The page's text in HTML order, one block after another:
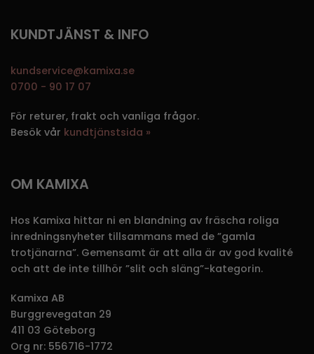
KUNDTJÄNST & INFO
kundservice@kamixa.se
0700 - 90 17 07
För returer, frakt och vanliga frågor.
Besök vår kundtjänstsida »
OM KAMIXA
Hos Kamixa hittar ni en blandning av fräscha roliga
inredningsnyheter tillsammans med de ”gamla
trotjänarna”. Gemensamt är att alla är av god kvalité
och att de inte tillhör ”slit och släng”-kategorin.
Kamixa AB
Burggrevegatan 29
411 03 Göteborg
Org nr: 556716-1772